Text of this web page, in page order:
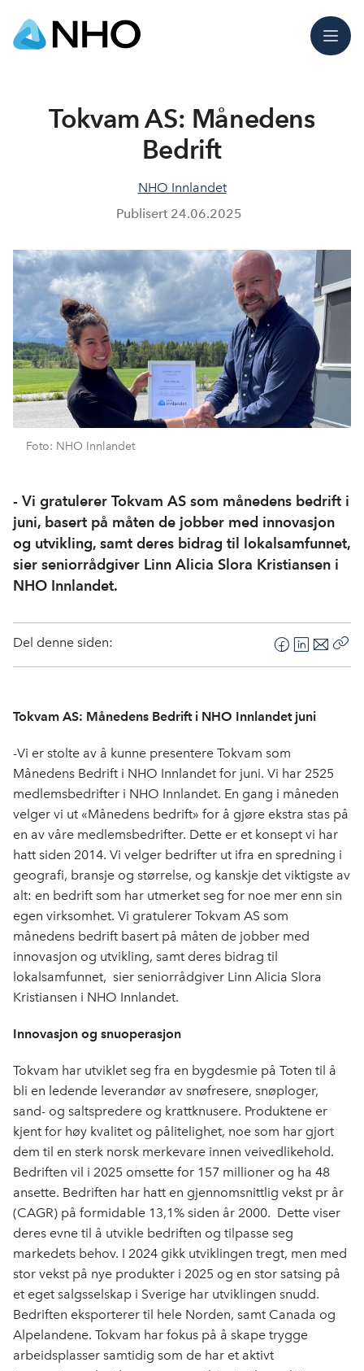
Meny
Tokvam AS: Månedens
Bedrift
NHO Innlandet
Publisert 24.06.2025
Foto: NHO Innlandet
- Vi gratulerer Tokvam AS som månedens bedrift i
juni, basert på måten de jobber med innovasjon
og utvikling, samt deres bidrag til lokalsamfunnet,
sier seniorrådgiver Linn Alicia Slora Kristiansen i
NHO Innlandet.
Del denne siden:
F
a
e
o
o
k
L
i
k
I
n
E
-
o
Tokvam AS: Månedens Bedrift i NHO Innlandet juni
-Vi er stolte av å kunne presentere Tokvam som
Månedens Bedrift i NHO Innlandet for juni. Vi har 2525
medlemsbedrifter i NHO Innlandet. En gang i måneden
velger vi ut «Månedens bedrift» for å gjøre ekstra stas på
en av våre medlemsbedrifter. Dette er et konsept vi har
hatt siden 2014. Vi velger bedrifter ut ifra en spredning i
geografi, bransje og størrelse, og kanskje det viktigste av
alt: en bedrift som har utmerket seg for noe mer enn sin
egen virksomhet. Vi gratulerer Tokvam AS som
månedens bedrift basert på måten de jobber med
innovasjon og utvikling, samt deres bidrag til
lokalsamfunnet, sier seniorrådgiver Linn Alicia Slora
Kristiansen i NHO Innlandet.
Innovasjon og snuoperasjon
Tokvam har utviklet seg fra en bygdesmie på Toten til å
bli en ledende leverandør av snøfresere, snøploger,
sand- og saltspredere og krattknusere. Produktene er
kjent for høy kvalitet og pålitelighet, noe som har gjort
dem til en sterk norsk merkevare innen veivedlikehold.
Bedriften vil i 2025 omsette for 157 millioner og ha 48
ansette. Bedriften har hatt en gjennomsnittlig vekst pr år
(CAGR) på formidable 13,1% siden år 2000. Dette viser
deres evne til å utvikle bedriften og tilpasse seg
markedets behov. I 2024 gikk utviklingen tregt, men med
stor vekst på nye produkter i 2025 og en stor satsing på
et eget salgsselskap i Sverige har utviklingen snudd.
Bedriften eksporterer til hele Norden, samt Canada og
Alpelandene. Tokvam har fokus på å skape trygge
arbeidsplasser samtidig som de har et aktivt